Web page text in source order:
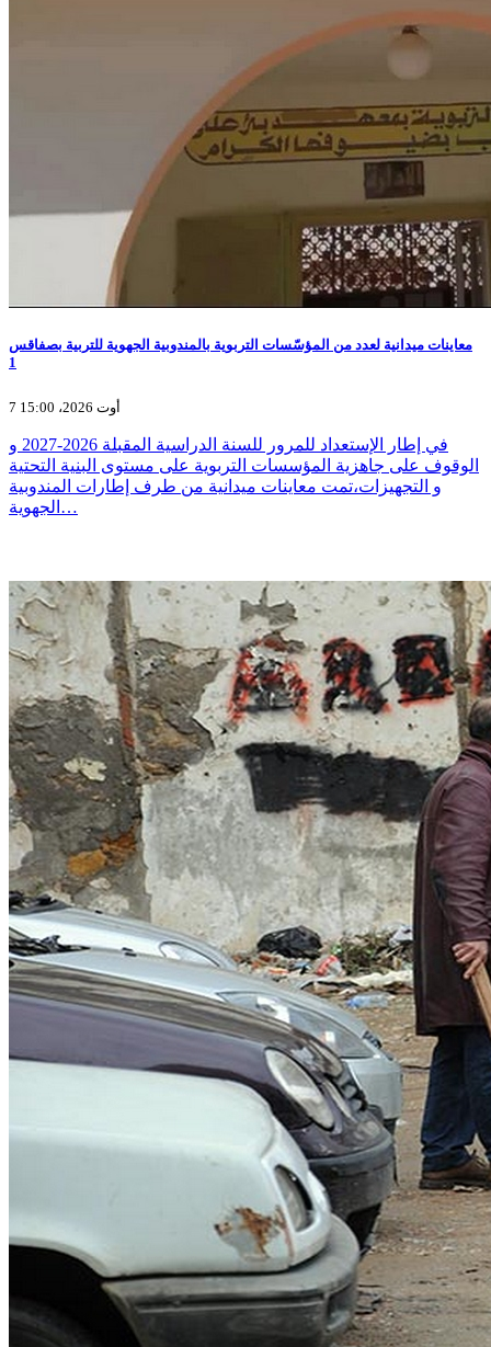
معاينات ميدانية لعدد من المؤسّسات التربوية بالمندوبية الجهوية للتربية بصفاقس
1
7 أوت 2026، 15:00
في إطار الإستعداد للمرور للسنة الدراسية المقبلة 2026-2027 و
الوقوف على جاهزية المؤسسات التربوية على مستوى البنية التحتية
و التجهيزات،تمت معاينات ميدانية من طرف إطارات المندوبية
الجهوية…